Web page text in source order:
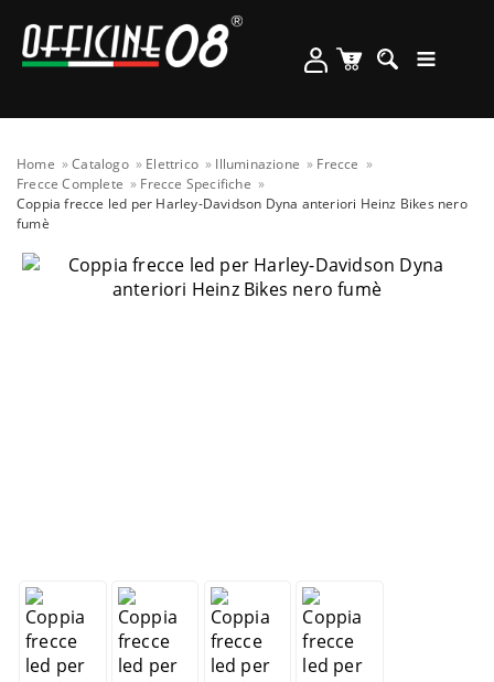
Home Catalogo Elettrico Illuminazione
Frecce
Frecce Complete
Frecce Specifiche
Coppia frecce led per Harley-Davidson Dyna anteriori Heinz Bikes nero
fumè